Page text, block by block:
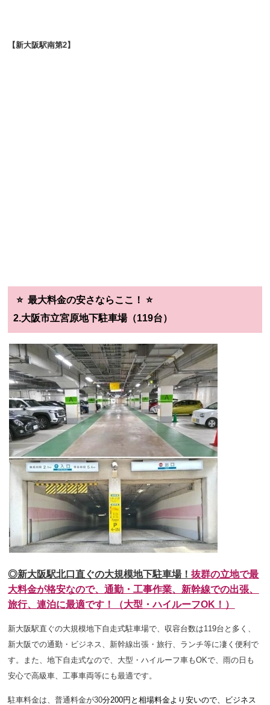
【新大阪駅南第2】
⭐️ 最大料金の安さならここ！ ⭐️
2.大阪市立宮原地下駐車場（119台）
◎新大阪駅北口直ぐの大規模地下駐車場！抜群の立地で最
大料金が格安なので、通勤・工事作業、新幹線での出張、
旅行、連泊に最適です！（大型・ハイルーフOK！）
新大阪駅直ぐの大規模地下自走式駐車場で、収容台数は119台と多く
新大阪での通勤・ビジネス、新幹線出張・旅行、ランチ等に凄く便利で
す。また、地下自走式なので、大型・ハイルーフ車もOKで、雨の日も
安心で高級車、工事車両等にも最適です。
駐車料金は、普通料金が30分200円と相場料金より安いので、ビジネス